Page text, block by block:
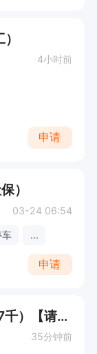
4小时前
申请
）
03-24 06:54
...
申请
急招：陈村水果店店员（月薪5-7千）【请直接电话/微信咨询！】
35分钟前